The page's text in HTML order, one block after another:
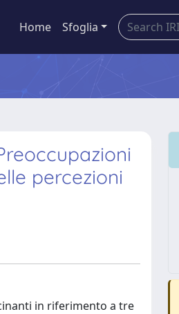
Home Sfoglia
percezioni
in riferimento a tre